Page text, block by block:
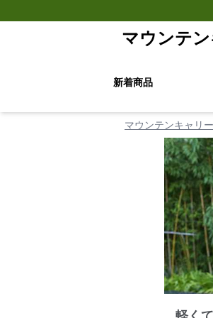
マウンテ
新着商品
マウンテンキャリ